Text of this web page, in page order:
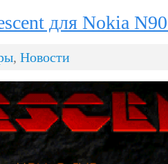
для Nokia
, Новости